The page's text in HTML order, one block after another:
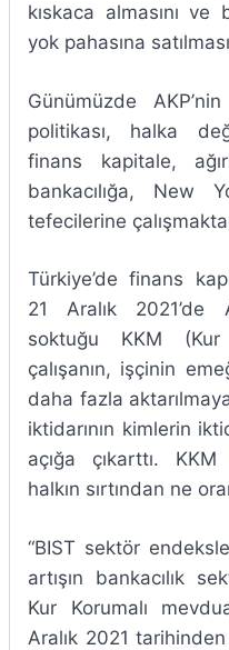
kıskaca almasını
yok pahasına
Günümüzde
politikası, halka
finans kapitale,
bankacılığa, New
tefecilerine
Türkiye’de finans
21 Aralık 2021’de
soktuğu KKM
çalışanın, işçinin
daha fazla
iktidarının kimlerin
açığa çıkarttı. KKM
halkın sırtından ne
“BIST sektör
artışın bankacılık
Kur Korumalı
Aralık 2021